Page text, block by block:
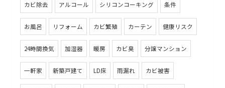
カビ除去 アルコール シリコンコーキング 条件
お風呂 リフォーム カビ繁殖 カーテン 健康リスク
24時間換気 加湿器 暖房 カビ臭 分譲マンション
一軒家 新築戸建て LD床 雨漏れ カビ被害